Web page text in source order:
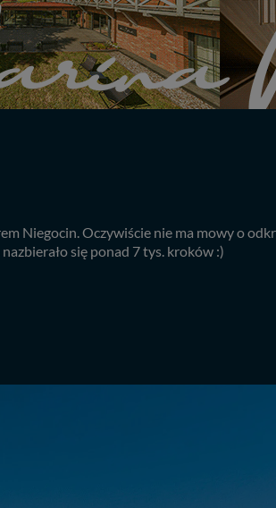
Oczywiście nie ma mowy o
się ponad 7 tys. kroków :)